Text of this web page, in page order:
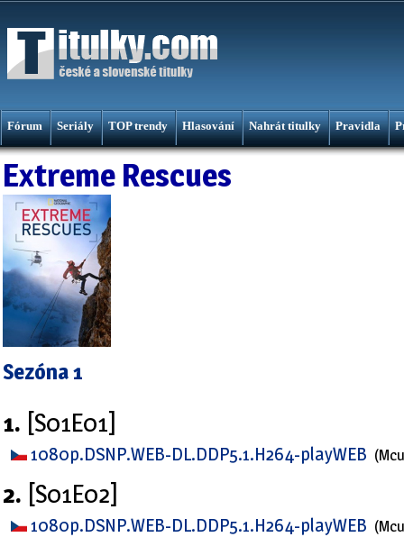
Fórum Seriály TOP trendy Hlasování Nahrát titulky Pravidla
Extreme Rescues
Sezóna 1
1. [S01E01]
1080p.DSNP.WEB-DL.DDP5.1.H264-playWEB
2. [S01E02]
1080p.DSNP.WEB-DL.DDP5.1.H264-playWEB